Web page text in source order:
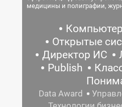
медицины и полиграфии,
Открытые
Директор ИС
Publish
Data Award